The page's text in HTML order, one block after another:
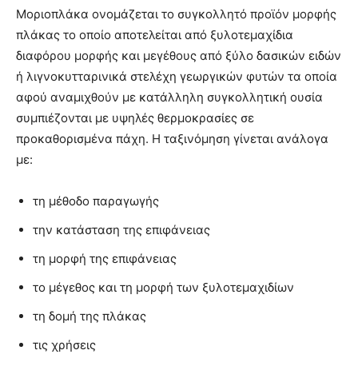
Μοριοπλάκα ονομάζεται το συγκολλητό προϊόν μορφής
πλάκας το οποίο αποτελείται από ξυλοτεμαχίδια
διαφόρου μορφής και μεγέθους από ξύλο δασικών ειδών
ή λιγνοκυτταρινικά στελέχη γεωργικών φυτών τα οποία
αφού αναμιχθούν με κατάλληλη συγκολλητική ουσία
συμπιέζονται με υψηλές θερμοκρασίες σε
προκαθορισμένα πάχη. Η ταξινόμηση γίνεται ανάλογα
με:
τη μέθοδο παραγωγής
την κατάσταση της επιφάνειας
τη μορφή της επιφάνειας
το μέγεθος και τη μορφή των ξυλοτεμαχιδίων
τη δομή της πλάκας
τις χρήσεις